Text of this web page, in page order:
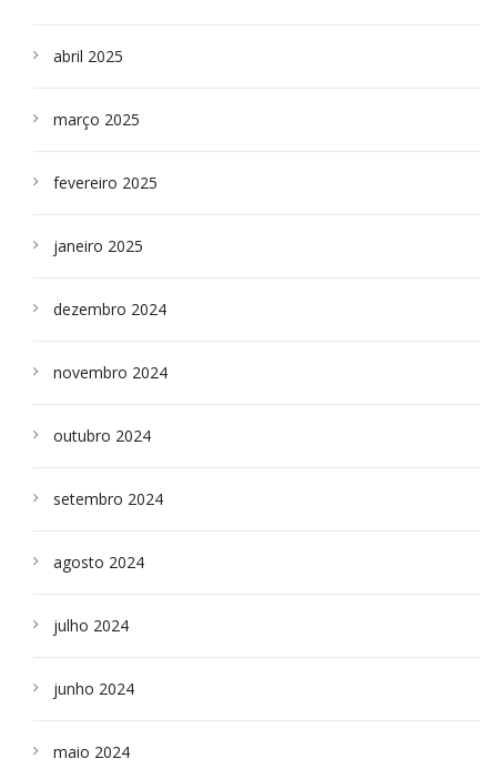
abril 2025
março 2025
fevereiro 2025
janeiro 2025
dezembro 2024
novembro 2024
outubro 2024
setembro 2024
agosto 2024
julho 2024
junho 2024
maio 2024